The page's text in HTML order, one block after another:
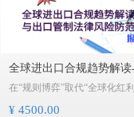
骤，做好风险管理也是一种
的体现。
全球进出口合规趋势解读
口管制法律风险防范
在“规则博弈”取代“全球化红
时代，进出口企业唯有深度理
¥ 4500.00